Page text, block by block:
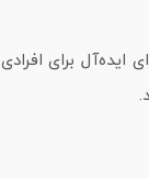
ایده‌آل برای